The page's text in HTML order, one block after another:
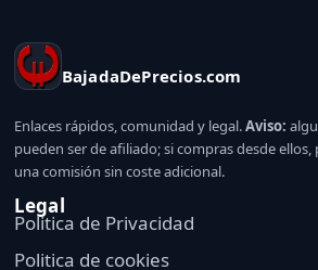
BajadaDePrecios.com
Enlaces rápidos, comunidad y legal.Aviso:
pueden ser de afiliado; si compras desde
una comisión sin coste adicional.
Legal
Politica de Privacidad
Politica de cookies